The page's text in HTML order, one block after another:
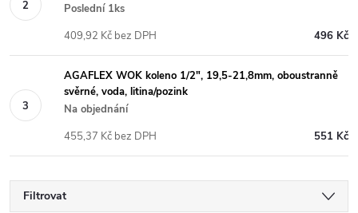
Poslední 1ks
496 Kč
409,92 Kč bez DPH
AGAFLEX WOK koleno 1/2", 19,5-21,8mm, oboustranně
svěrné, voda, litina/pozink
Na objednání
551 Kč
455,37 Kč bez DPH
Filtrovat